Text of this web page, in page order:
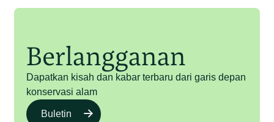
Berlangganan
Dapatkan kisah dan kabar terbaru dari garis depan
konservasi alam
Buletin